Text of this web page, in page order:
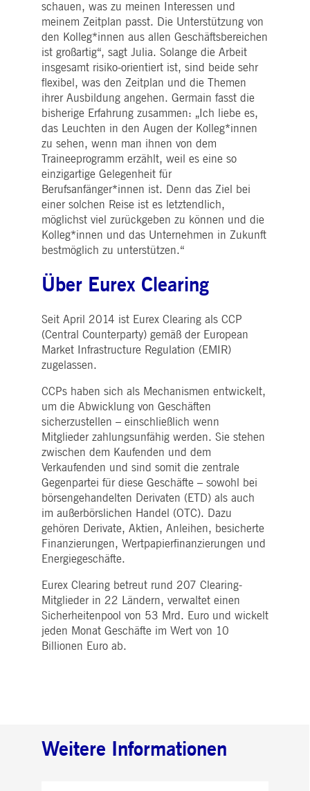
schauen, was zu meinen Interessen und
meinem Zeitplan passt. Die Unterstützung von
den Kolleg*innen aus allen Geschäftsbereichen
ist großartig“, sagt Julia. Solange die Arbeit
insgesamt risiko-orientiert ist, sind beide sehr
flexibel, was den Zeitplan und die Themen
ihrer Ausbildung angehen. Germain fasst die
bisherige Erfahrung zusammen: „Ich liebe es,
das Leuchten in den Augen der Kolleg*innen
zu sehen, wenn man ihnen von dem
Traineeprogramm erzählt, weil es eine so
einzigartige Gelegenheit für
Berufsanfänger*innen ist. Denn das Ziel bei
einer solchen Reise ist es letztendlich,
möglichst viel zurückgeben zu können und die
Kolleg*innen und das Unternehmen in Zukunft
bestmöglich zu unterstützen.“
Über Eurex Clearing
Seit April 2014 ist Eurex Clearing als CCP
(Central Counterparty) gemäß der European
Market Infrastructure Regulation (EMIR)
zugelassen.
CCPs haben sich als Mechanismen entwickelt,
um die Abwicklung von Geschäften
sicherzustellen – einschließlich wenn
Mitglieder zahlungsunfähig werden. Sie stehen
zwischen dem Kaufenden und dem
Verkaufenden und sind somit die zentrale
Gegenpartei für diese Geschäfte – sowohl bei
börsengehandelten Derivaten (ETD) als auch
im außerbörslichen Handel (OTC). Dazu
gehören Derivate, Aktien, Anleihen, besicherte
Finanzierungen, Wertpapierfinanzierungen und
Energiegeschäfte.
Eurex Clearing betreut rund 207 Clearing-
Mitglieder in 22 Ländern, verwaltet einen
Sicherheitenpool von 53 Mrd. Euro und wickelt
jeden Monat Geschäfte im Wert von 10
Billionen Euro ab.
Weitere Informationen
boerse.com
Minuten
58
Sekunden
Webanalyseplattform von Piwik verknüpft. Es
wird verwendet, um Website-Eigentümern
dabei zu helfen, das Besucherverhalten zu
verfolgen und die Leistung der Website zu
messen. Es handelt sich um ein Muster-
Cookie, bei dem auf das Präfix _pk_ses eine
kurze Reihe von Zahlen und Buchstaben folgt,
von denen angenommen wird, dass sie ein
Referenzcode für die Domäne sind, die das
Cookie setzt.